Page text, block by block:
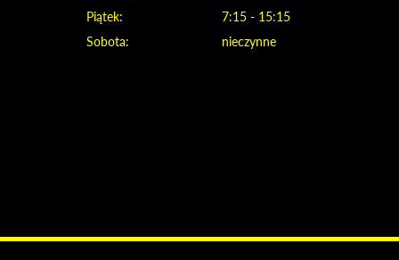
Piątek:
Sobota:
7:15 - 15:15
nieczynne